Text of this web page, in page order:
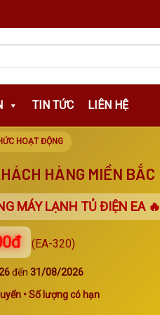
TIN TỨC LIÊN HỆ
HOẠT ĐỘNG
HÀNG MIỀN BẮC
MÁY LẠNH TỦ ĐIỆN EA 🔥
(EA-320)
đến 31/08/2026
• Số lượng có hạn